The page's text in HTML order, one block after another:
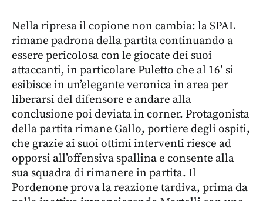
Nella ripresa il copione non cambia: la SPAL
rimane padrona della partita continuando a
essere pericolosa con le giocate dei suoi
attaccanti, in particolare Puletto che al 16′ si
esibisce in un’elegante veronica in area per
liberarsi del difensore e andare alla
conclusione poi deviata in corner. Protagonista
della partita rimane Gallo, portiere degli ospiti,
che grazie ai suoi ottimi interventi riesce ad
opporsi all’offensiva spallina e consente alla
sua squadra di rimanere in partita. Il
Pordenone prova la reazione tardiva, prima da